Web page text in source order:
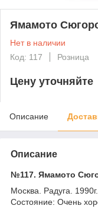
Ямамото
Нет в наличии
Код: 117
Розница
Цену уточняйте
Описание
Описание
№117. Ямамото
Москва. Радуга.
Состояние: Очень